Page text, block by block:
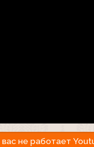
не работает